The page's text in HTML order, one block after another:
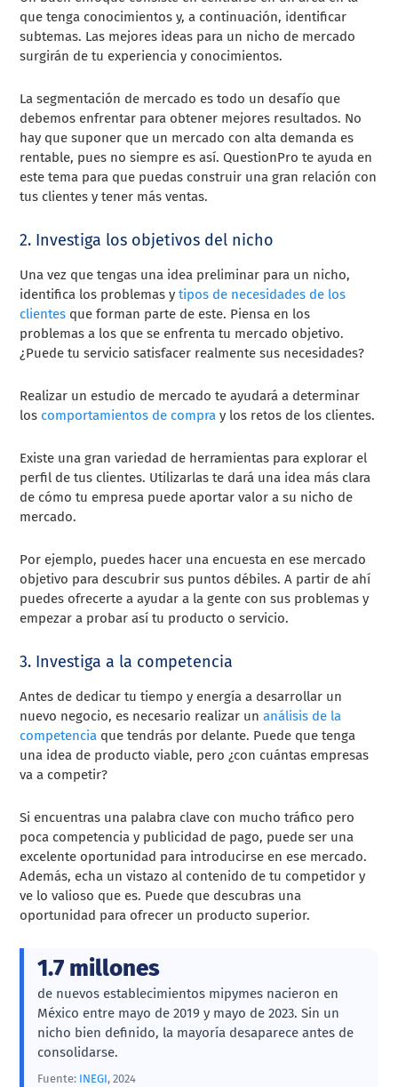
que tenga conocimientos y, a continuación, identificar
subtemas. Las mejores ideas para un nicho de mercado
surgirán de tu experiencia y conocimientos.
La segmentación de mercado es todo un desafío que
debemos enfrentar para obtener mejores resultados. No
hay que suponer que un mercado con alta demanda es
rentable, pues no siempre es así. QuestionPro te ayuda en
este tema para que puedas construir una gran relación con
tus clientes y tener más ventas.
2. Investiga los objetivos del nicho
Una vez que tengas una idea preliminar para un nicho,
identifica los problemas ytipos de necesidades de los
clientes que forman parte de este. Piensa en los
problemas a los que se enfrenta tu mercado objetivo.
¿Puede tu servicio satisfacer realmente sus necesidades?
Realizar un estudio de mercado te ayudará a determinar
los comportamientos de compra y los retos de los clientes.
Existe una gran variedad de herramientas para explorar el
perfil de tus clientes. Utilizarlas te dará una idea más clara
de cómo tu empresa puede aportar valor a su nicho de
mercado.
Por ejemplo, puedes hacer una encuesta en ese mercado
objetivo para descubrir sus puntos débiles. A partir de ahí
puedes ofrecerte a ayudar a la gente con sus problemas y
empezar a probar así tu producto o servicio.
3. Investiga a la competencia
Antes de dedicar tu tiempo y energía a desarrollar un
nuevo negocio, es necesario realizar unanálisis de la
competencia que tendrás por delante. Puede que tenga
una idea de producto viable, pero ¿con cuántas empresas
va a competir?
Si encuentras una palabra clave con mucho tráfico pero
poca competencia y publicidad de pago, puede ser una
excelente oportunidad para introducirse en ese mercado.
Además, echa un vistazo al contenido de tu competidor y
ve lo valioso que es. Puede que descubras una
oportunidad para ofrecer un producto superior.
1.7 millones
de nuevos establecimientos mipymes nacieron en
México entre mayo de 2019 y mayo de 2023. Sin un
nicho bien definido, la mayoría desaparece antes de
consolidarse.
Fuente: INEGI, 2024